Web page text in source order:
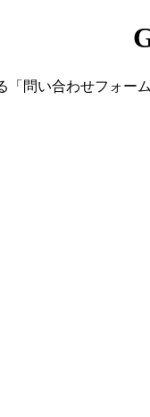
問い合わせフォー